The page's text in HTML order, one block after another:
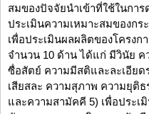
สมของปัจจัยนำเข้าที่ใช้ในการ
ประเมินความเหมาะสมของกร
เพื่อประเมินผลผลิตของโครงก
จำนวน 10 ด้าน ได้แก่ มีวินัย
ซื่อสัตย์ ความมีสติและละเอียด
เสียสละ ความสุภาพ ความยุติ
และความสามัคคี 5) เพื่อประเ